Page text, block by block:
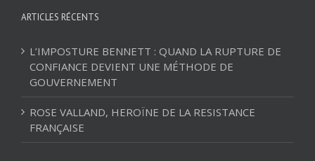
ARTICLES RÉCENTS
L’IMPOSTURE BENNETT : QUAND LA RUPTURE DE
CONFIANCE DEVIENT UNE MÉTHODE DE
GOUVERNEMENT
ROSE VALLAND, HEROÏNE DE LA RESISTANCE
FRANÇAISE